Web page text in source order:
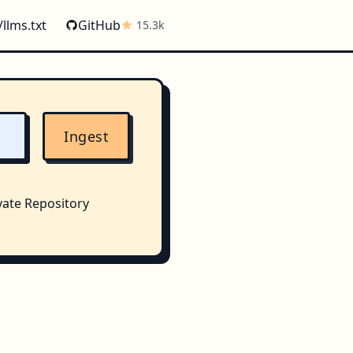
GitHub 15.3k
Ingest
Repository